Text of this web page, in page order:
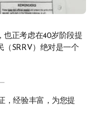
也正考虑在40岁阶段提
（SRRV）绝对是一个
，经验丰富，为您提